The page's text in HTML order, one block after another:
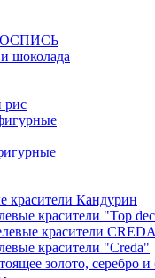
шоколада
рис
красители Кандурин
красители "Top
красители CREDA
красители "Creda"
золото, серебро и